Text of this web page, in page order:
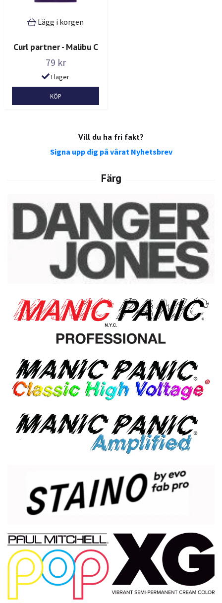
Vill du ha fri fakt?
Signa upp dig på vårat Nyhetsbrev
Lägg i korgen
Curl partner - Malibu C
79 kr
I lager